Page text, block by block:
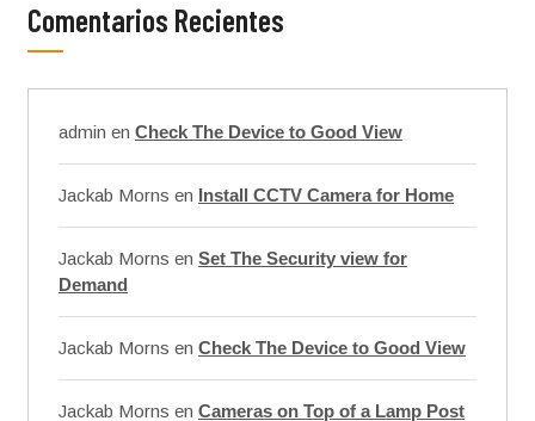
Comentarios Recientes
admin en Check The Device to Good View
Jackab Morns en Install CCTV Camera for Home
Jackab Morns en Set The Security view for
Demand
Jackab Morns en Check The Device to Good View
Jackab Morns en Cameras on Top of a Lamp Post